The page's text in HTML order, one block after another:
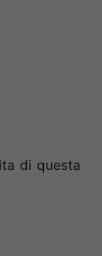
di questa